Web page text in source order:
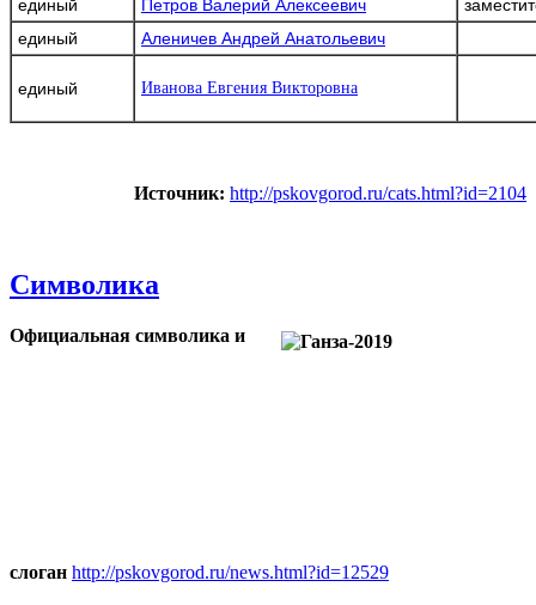
единый Петров Валерий Алексеевич
единый
Аленичев Андрей Анатольевич
единый Иванова Евгения Викторовна
Источник: http://pskovgorod.ru/cats.html?id=2104
Символика
Официальная символика и
слоган http://pskovgorod.ru/news.html?id=12529